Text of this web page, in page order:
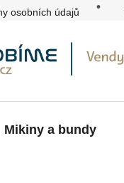
osobních údajů
Mikiny a bundy